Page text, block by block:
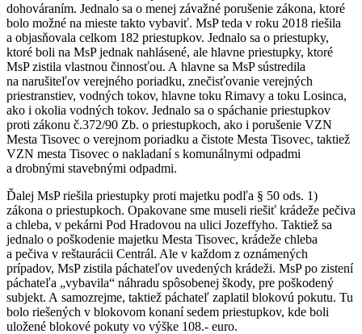
dohováraním. Jednalo sa o menej závažné porušenie zákona, ktoré
bolo možné na mieste takto vybaviť. MsP teda v roku 2018 riešila
a objasňovala celkom 182 priestupkov. Jednalo sa o priestupky,
ktoré boli na MsP jednak nahlásené, ale hlavne priestupky, ktoré
MsP zistila vlastnou činnosťou. A hlavne sa MsP sústredila
na narušiteľov verejného poriadku, znečisťovanie verejných
priestranstiev, vodných tokov, hlavne toku Rimavy a toku Losinca,
ako i okolia vodných tokov. Jednalo sa o spáchanie priestupkov
proti zákonu č.372/90 Zb. o priestupkoch, ako i porušenie VZN
Mesta Tisovec o verejnom poriadku a čistote Mesta Tisovec, taktiež
VZN mesta Tisovec o nakladaní s komunálnymi odpadmi
a drobnými stavebnými odpadmi.
Ďalej MsP riešila priestupky proti majetku podľa § 50 ods. 1)
zákona o priestupkoch. Opakovane sme museli riešiť krádeže pečiva
a chleba, v pekárni Pod Hradovou na ulici Jozeffyho. Taktiež sa
jednalo o poškodenie majetku Mesta Tisovec, krádeže chleba
a pečiva v reštaurácii Centrál. Ale v každom z oznámených
prípadov, MsP zistila páchateľov uvedených krádeži. MsP po zistení
páchateľa „vybavila“ náhradu spôsobenej škody, pre poškodený
subjekt. A samozrejme, taktiež páchateľ zaplatil blokovú pokutu. Tu
bolo riešených v blokovom konaní sedem priestupkov, kde boli
uložené blokové pokuty vo výške 108.- euro.